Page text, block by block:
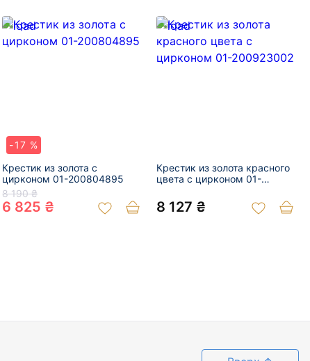
-17 %
Крестик из золота с
цирконом 01-200804895
8 190 ₴
6 825 ₴
Крестик из золота красного
цвета с цирконом 01-
8 127 ₴